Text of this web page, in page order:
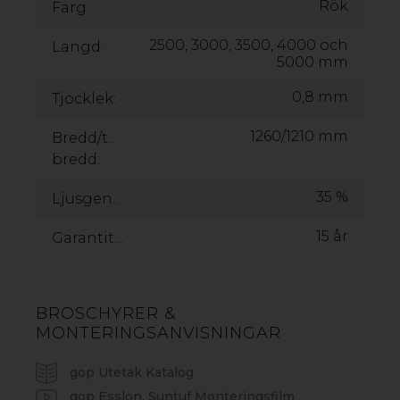
Färg: Rök
Längd:
2500, 3000, 3500, 4000 och
5000 mm
Tjocklek: 0,8 mm
Bredd/täckande
bredd:
1260/1210 mm
Ljusgenomsläpp: 35 %
Garantitid: 15 år
BROSCHYRER &
MONTERINGSANVISNINGAR
gop Utetak Katalog
gop Esslon, Suntuf Monteringsfilm